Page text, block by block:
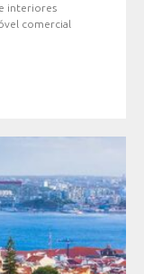
interiores
comercial